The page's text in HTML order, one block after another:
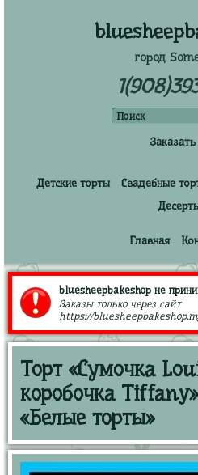
город
Заказать
Детские торты Свадебные
Главная
bluesheepbakeshop не
Заказы только через сайт
https://
Торт «Сумочка
коробочка
«Белые торты»